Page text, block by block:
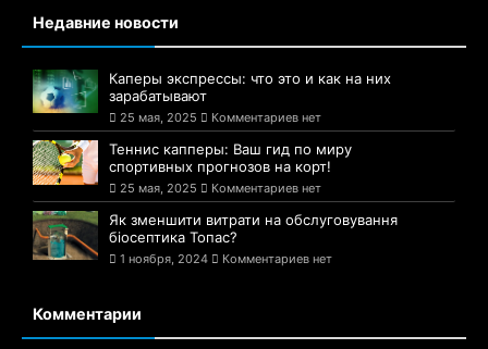
Недавние новости
Каперы экспрессы: что это и как на них
зарабатывают
25 мая, 2025 Комментариев нет
Теннис капперы: Ваш гид по миру
спортивных прогнозов на корт!
25 мая, 2025 Комментариев нет
Як зменшити витрати на обслуговування
біосептика Топас?
1 ноября, 2024 Комментариев нет
Комментарии